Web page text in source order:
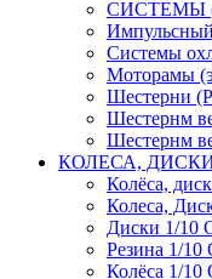
СИСТЕМЫ
Импульсный
Системы
Моторамы
Шестерни
Шестернм
Шестернм
КОЛЕСА,
Колёса,
Колеса,
Диски 1/10
Резина 1/10
Колёса 1/10